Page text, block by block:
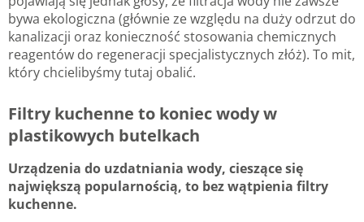
bywa ekologiczna (głównie ze względu na duży odrzut do
kanalizacji oraz konieczność stosowania chemicznych
reagentów do regeneracji specjalistycznych złóż). To mit,
który chcielibyśmy tutaj obalić.
Filtry kuchenne to koniec wody w
plastikowych butelkach
Urządzenia do uzdatniania wody, cieszące się
największą popularnością, to bez wątpienia filtry
kuchenne.